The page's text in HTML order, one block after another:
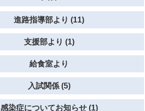
進路指導部より (11)
支援部より (1)
給食室より
入試関係 (5)
感染症についてお知らせ (1)